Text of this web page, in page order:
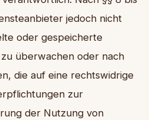
jedoch nicht
oder gespeicherte
überwachen oder nach
die auf eine rechtswidrige
zur
der Nutzung von